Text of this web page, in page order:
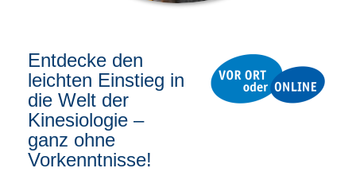
Entdecke den
leichten Einstieg in
die Welt der
Kinesiologie –
ganz ohne
Vorkenntnisse!